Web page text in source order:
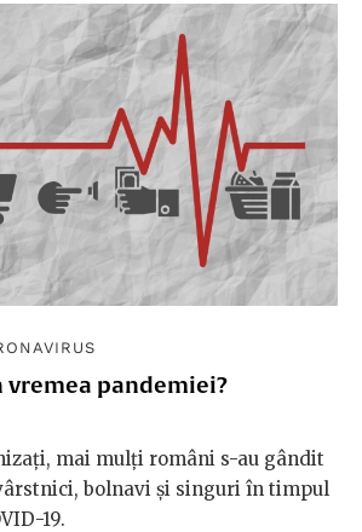
vremea pandemiei?
mai mulți români s-au gândit
bolnavi și singuri în timpul
19.